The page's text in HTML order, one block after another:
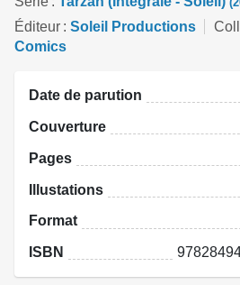
Éditeur Soleil Productions
Comics
Date de parution
Couverture
Pages
Illustations
Format
ISBN